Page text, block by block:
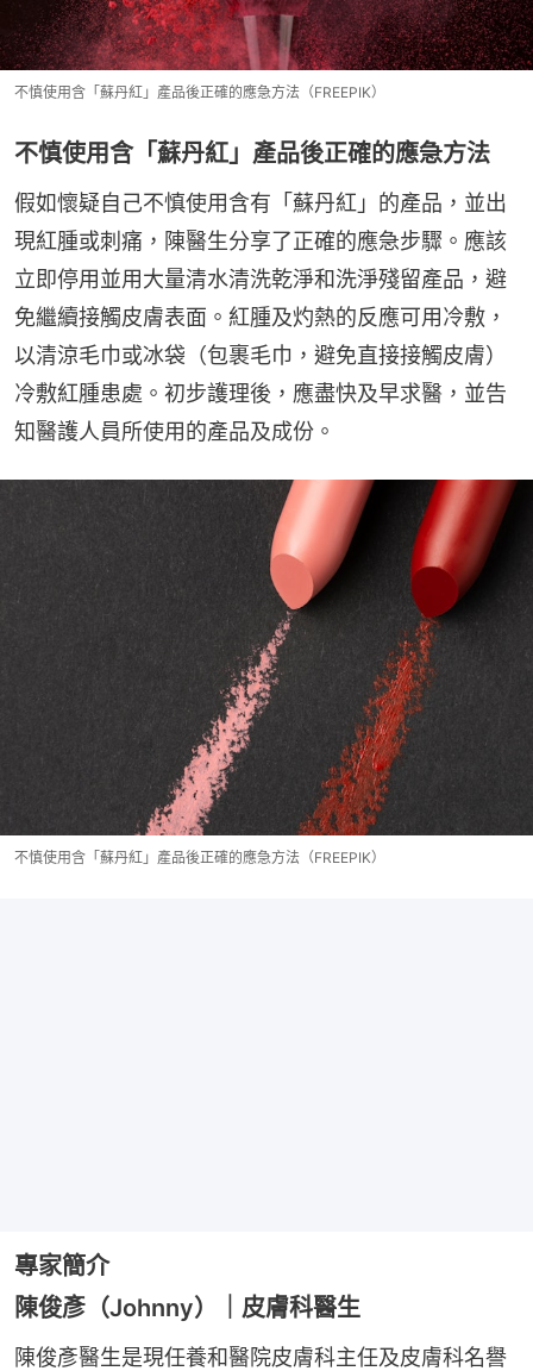
不慎使用含「蘇丹紅」產品後正確的應急方法（FREEPIK）
不慎使用含「蘇丹紅」產品後正確的應急方法
假如懷疑自己不慎使用含有「蘇丹紅」的產品，並出
現紅腫或刺痛，陳醫生分享了正確的應急步驟。應該
立即停用並用大量清水清洗乾淨和洗淨殘留產品，避
免繼續接觸皮膚表面。紅腫及灼熱的反應可用冷敷，
以清涼毛巾或冰袋（包裹毛巾，避免直接接觸皮膚）
冷敷紅腫患處。初步護理後，應盡快及早求醫，並告
知醫護人員所使用的產品及成份。
不慎使用含「蘇丹紅」產品後正確的應急方法（FREEPIK）
專家簡介
陳俊彥（Johnny）｜皮膚科醫生
陳俊彥醫生是現任養和醫院皮膚科主任及皮膚科名譽